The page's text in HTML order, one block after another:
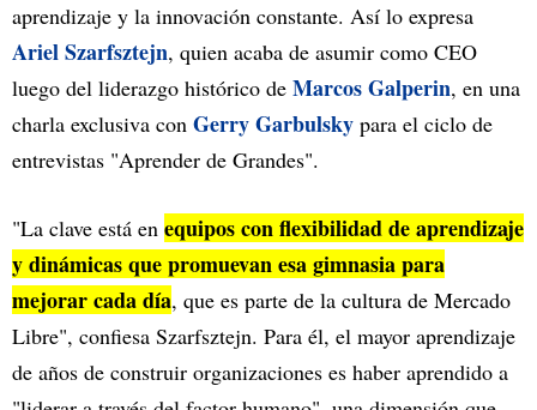
aprendizaje y la innovación constante. Así lo expresa
Ariel Szarfsztejn, quien acaba de asumir como CEO
luego del liderazgo histórico de Marcos Galperin, en una
charla exclusiva con Gerry Garbulsky para el ciclo de
entrevistas "Aprender de Grandes".
"La clave está en equipos con flexibilidad de aprendizaje
y dinámicas que promuevan esa gimnasia para
mejorar cada día, que es parte de la cultura de Mercado
Libre", confiesa Szarfsztejn. Para él, el mayor aprendizaje
de años de construir organizaciones es haber aprendido a